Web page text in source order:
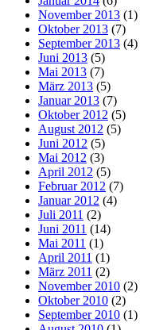
November 2013 (1)
Oktober 2013 (7)
September 2013 (4)
Juni 2013 (5)
Mai 2013 (7)
März 2013 (5)
Januar 2013 (7)
Oktober 2012 (5)
August 2012 (5)
Juni 2012 (5)
Mai 2012 (3)
April 2012 (5)
Februar 2012 (7)
Januar 2012 (4)
Juli 2011 (2)
Juni 2011 (14)
Mai 2011 (1)
April 2011 (1)
März 2011 (2)
November 2010 (2)
Oktober 2010 (2)
September 2010 (1)